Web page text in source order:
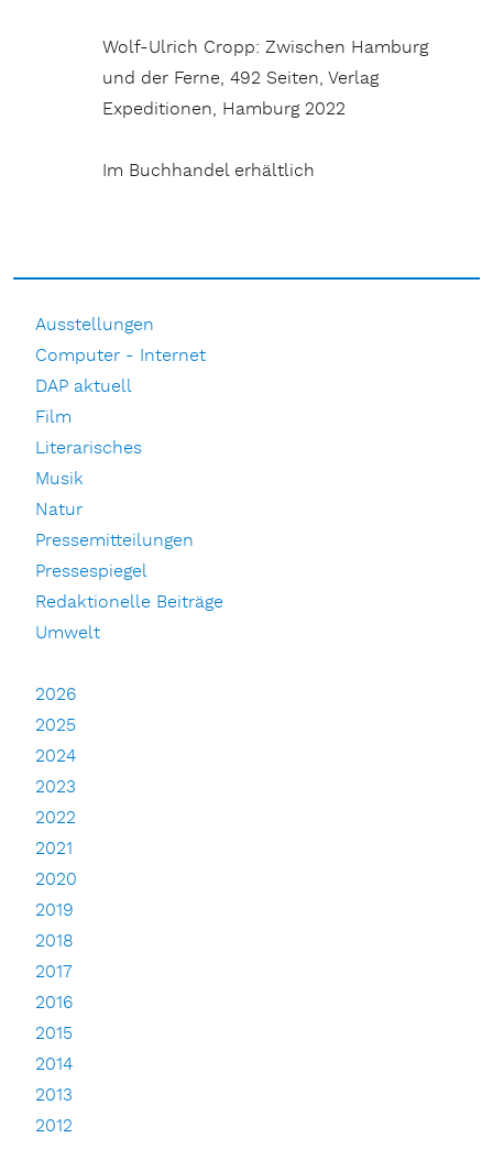
Wolf-Ulrich Cropp: Zwischen Hamburg
und der Ferne, 492 Seiten, Verlag
Expeditionen, Hamburg 2022
Im Buchhandel erhältlich
Ausstellungen
Computer - Internet
DAP aktuell
Film
Literarisches
Musik
Natur
Pressemitteilungen
Pressespiegel
Redaktionelle Beiträge
Umwelt
2026
2025
2024
2023
2022
2021
2020
2019
2018
2017
2016
2015
2014
2013
2012